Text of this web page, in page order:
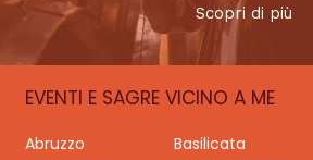
Scopri di più
EVENTI E SAGRE VICINO A ME
Abruzzo Basilicata